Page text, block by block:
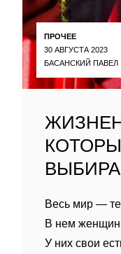
ПРОЧЕЕ
30 АВГУСТА 2023
БАСАНСКИЙ ПАВЕЛ
Весь мир —
В нем
У них свои